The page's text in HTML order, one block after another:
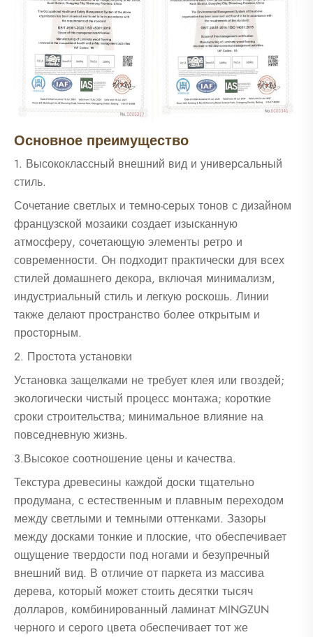
Основное преимущество
1. Высококлассный внешний вид и универсальный
стиль.
Сочетание светлых и темно-серых тонов с дизайном
французской мозаики создает изысканную
атмосферу, сочетающую элементы ретро и
современности. Он подходит практически для всех
стилей домашнего декора, включая минимализм,
индустриальный стиль и легкую роскошь. Линии
также делают пространство более открытым и
просторным.
2. Простота установки
Установка защелками не требует клея или гвоздей;
экологически чистый процесс монтажа; короткие
сроки строительства; минимальное влияние на
повседневную жизнь.
3.Высокое соотношение цены и качества.
Текстура древесины каждой доски тщательно
продумана, с естественным и плавным переходом
между светлыми и темными оттенками. Зазоры
между досками тонкие и плоские, что обеспечивает
ощущение твердости под ногами и безупречный
внешний вид. В отличие от паркета из массива
дерева, который может стоить десятки тысяч
долларов, комбинированный ламинат MINGZUN
черного и серого цвета обеспечивает тот же